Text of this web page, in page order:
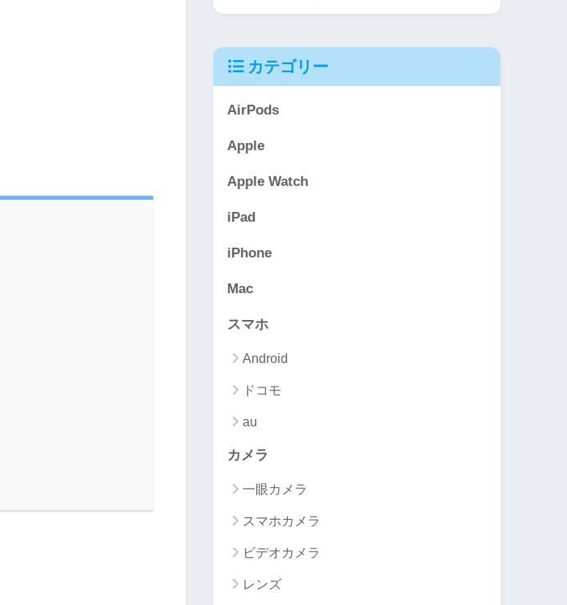
カテゴリー
AirPods
Apple
Apple Watch
iPad
iPhone
Mac
スマホ
Android
ドコモ
au
カメラ
一眼カメラ
スマホカメラ
ビデオカメラ
レンズ